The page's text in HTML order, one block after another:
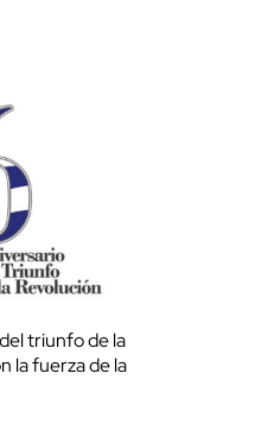
triunfo de la
la fuerza de la